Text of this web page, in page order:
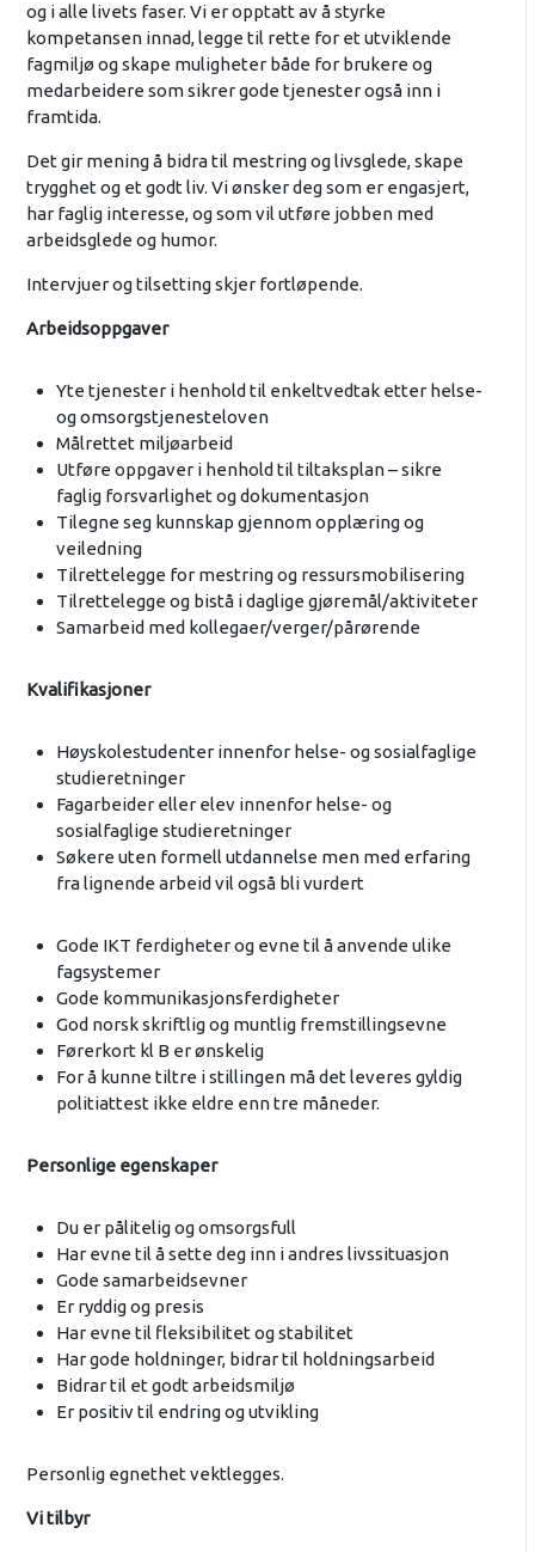
og i alle livets faser. Vi er opptatt av å styrke
kompetansen innad, legge til rette for et utviklende
fagmiljø og skape muligheter både for brukere og
medarbeidere som sikrer gode tjenester også inn i
framtida.
Det gir mening å bidra til mestring og livsglede, skape
trygghet og et godt liv. Vi ønsker deg som er engasjert,
har faglig interesse, og som vil utføre jobben med
arbeidsglede og humor.
Intervjuer og tilsetting skjer fortløpende.
Arbeidsoppgaver
Yte tjenester i henhold til enkeltvedtak etter helse-
og omsorgstjenesteloven
Målrettet miljøarbeid
Utføre oppgaver i henhold til tiltaksplan – sikre
faglig forsvarlighet og dokumentasjon
Tilegne seg kunnskap gjennom opplæring og
veiledning
Tilrettelegge for mestring og ressursmobilisering
Tilrettelegge og bistå i daglige gjøremål/aktiviteter
Samarbeid med kollegaer/verger/pårørende
Kvalifikasjoner
Høyskolestudenter innenfor helse- og sosialfaglige
studieretninger
Fagarbeider eller elev innenfor helse- og
sosialfaglige studieretninger
Søkere uten formell utdannelse men med erfaring
fra lignende arbeid vil også bli vurdert
Gode IKT ferdigheter og evne til å anvende ulike
fagsystemer
Gode kommunikasjonsferdigheter
God norsk skriftlig og muntlig fremstillingsevne
Førerkort kl B er ønskelig
For å kunne tiltre i stillingen må det leveres gyldig
politiattest ikke eldre enn tre måneder.
Personlige egenskaper
Du er pålitelig og omsorgsfull
Har evne til å sette deg inn i andres livssituasjon
Gode samarbeidsevner
Er ryddig og presis
Har evne til fleksibilitet og stabilitet
Har gode holdninger, bidrar til holdningsarbeid
Bidrar til et godt arbeidsmiljø
Er positiv til endring og utvikling
Personlig egnethet vektlegges.
Vi tilbyr